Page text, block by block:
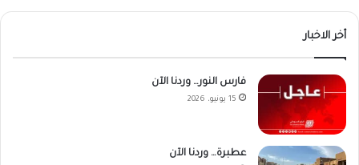
أخر الاخبار
فارس النور… وردنا الآن
15 يونيو، 2026
عطبرة… وردنا الآن